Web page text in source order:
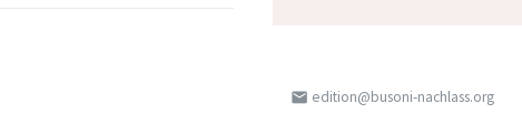
email edition@busoni-nachlass.org